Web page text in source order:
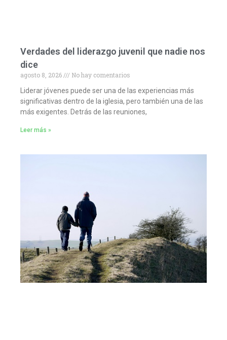
Verdades del liderazgo juvenil que nadie nos
dice
agosto 8, 2026
No hay comentarios
Liderar jóvenes puede ser una de las experiencias más
significativas dentro de la iglesia, pero también una de las
más exigentes. Detrás de las reuniones,
Leer más »